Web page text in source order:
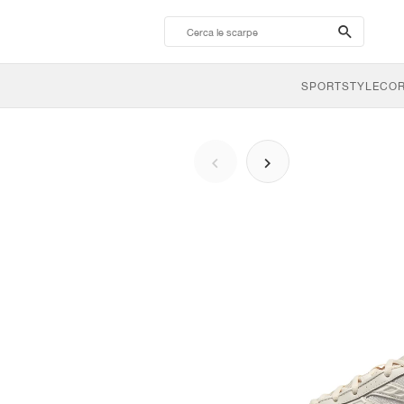
search-
btn
SPORTSTYLE